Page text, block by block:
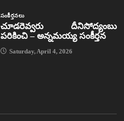
సంకీర్తనలు
చూడరెవ్వరు దీనిసోద్యంబు
పరికించి – అన్నమయ్య సంకీర్తన
Saturday, April 4, 2026